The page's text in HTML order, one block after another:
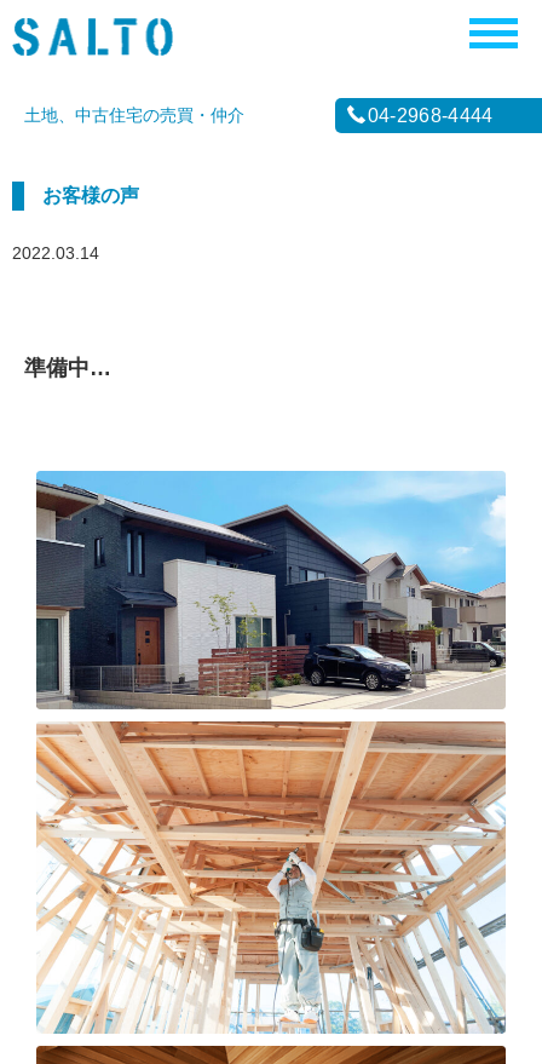
土地、中古住宅の売買・仲介 04-2968-4444
お客様の声
2022.03.14
準備中…